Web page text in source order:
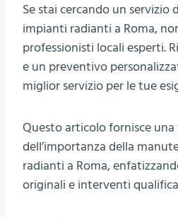
Se stai cercando un servizio
impianti radianti a Roma,
professionisti locali esperti.
e un preventivo
miglior servizio per le tue
Questo articolo fornisce
dell’importanza della
radianti a Roma,
originali e interventi